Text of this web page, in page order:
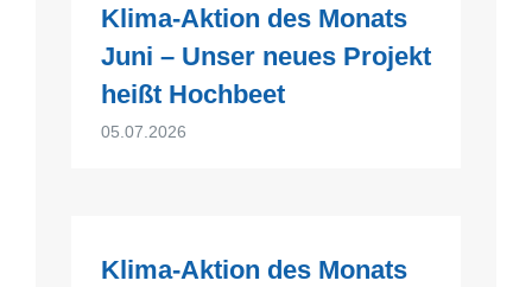
Klima-Aktion des Monats
Juni – Unser neues Projekt
heißt Hochbeet
05.07.2026
Klima-Aktion des Monats